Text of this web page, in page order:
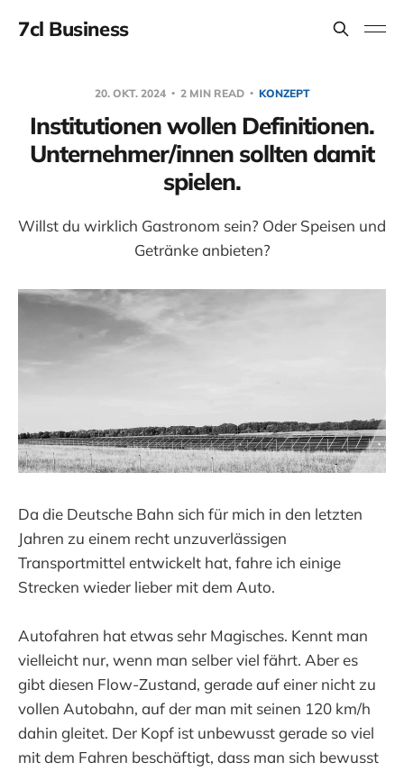
7cl Business
20. OKT. 2024 2 MIN READ KONZEPT
Institutionen wollen Definitionen.
Unternehmer/innen sollten damit
spielen.
Willst du wirklich Gastronom sein? Oder Speisen und
Getränke anbieten?
Da die Deutsche Bahn sich für mich in den letzten
Jahren zu einem recht unzuverlässigen
Transportmittel entwickelt hat, fahre ich einige
Strecken wieder lieber mit dem Auto.
Autofahren hat etwas sehr Magisches. Kennt man
vielleicht nur, wenn man selber viel fährt. Aber es
gibt diesen Flow-Zustand, gerade auf einer nicht zu
vollen Autobahn, auf der man mit seinen 120 km/h
dahin gleitet. Der Kopf ist unbewusst gerade so viel
mit dem Fahren beschäftigt, dass man sich bewusst